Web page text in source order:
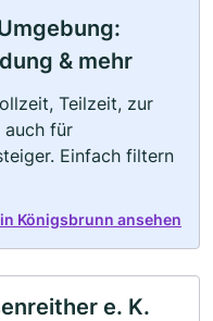
& mehr
Teilzeit, zur
auch für
Einfach filtern
Königsbrunn ansehen
e. K.